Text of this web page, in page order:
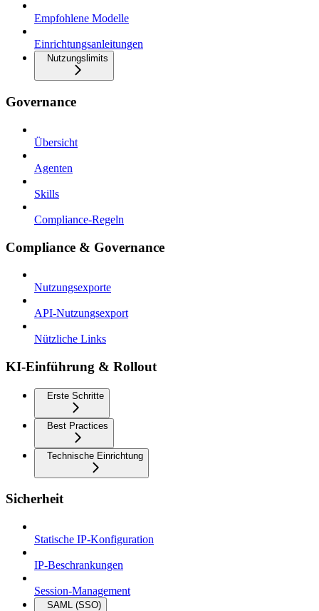
Empfohlene Modelle
Einrichtungsanleitungen
Nutzungslimits
Governance
Übersicht
Agenten
Skills
Compliance-Regeln
Compliance & Governance
Nutzungsexporte
API-Nutzungsexport
Nützliche Links
KI-Einführung & Rollout
Erste Schritte
Best Practices
Technische Einrichtung
Sicherheit
Statische IP-Konfiguration
IP-Beschrankungen
Session-Management
SAML (SSO)